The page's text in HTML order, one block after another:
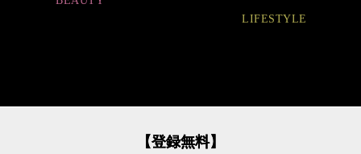
FASHION
【登録無料】